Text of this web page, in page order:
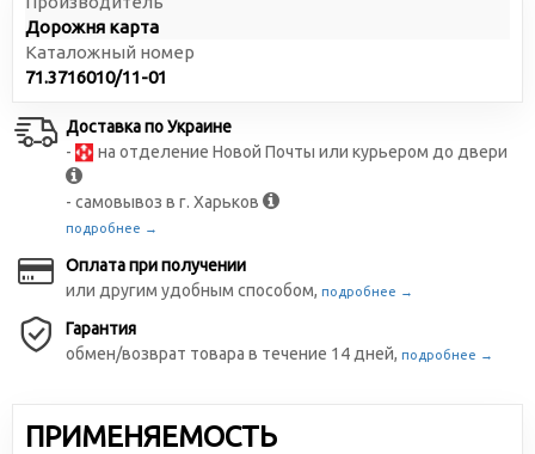
Дорожня карта
Каталожный номер
71.3716010/11-01
Доставка по Украине
-
на отделение Новой Почты или курьером до двери
- самовывоз в г. Харьков
подробнее →
Оплата при получении
или другим удобным способом, подробнее →
Гарантия
обмен/возврат товара в течение 14 дней, подробнее →
ПРИМЕНЯЕМОСТЬ